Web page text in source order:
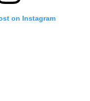
on Instagram